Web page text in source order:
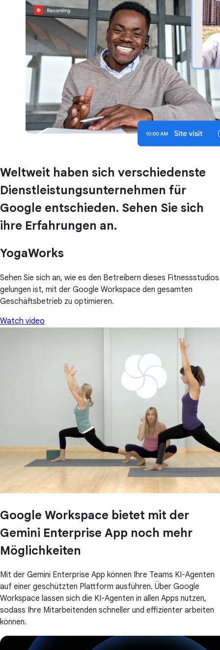
Weltweit haben sich verschiedenste
Dienstleistungsunternehmen für
Google entschieden. Sehen Sie sich
ihre Erfahrungen an.
YogaWorks
Sehen Sie sich an, wie es den Betreibern dieses Fitnessstudios
gelungen ist, mit der Google Workspace den gesamten
Geschäftsbetrieb zu optimieren.
Watch video
Google Workspace bietet mit der
Gemini Enterprise App noch mehr
Möglichkeiten
Mit der Gemini Enterprise App können Ihre Teams KI-Agenten
auf einer geschützten Plattform ausführen. Über Google
Workspace lassen sich die KI-Agenten in allen Apps nutzen,
sodass Ihre Mitarbeitenden schneller und effizienter arbeiten
können.